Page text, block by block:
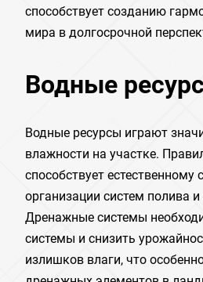
способствует созданию
мира в долгосрочной
Водные
Водные ресурсы играют
влажности на участке.
способствует
организации систем полива
Дренажные системы
системы и снизить
излишков влаги, что